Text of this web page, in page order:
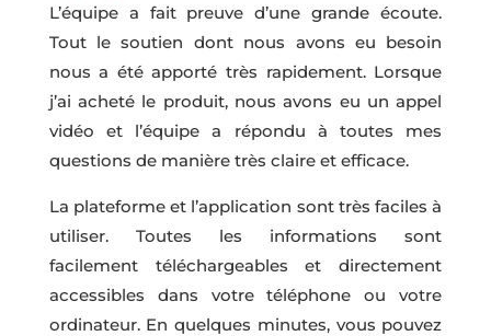
L’équipe a fait preuve d’une grande écoute.
Tout le soutien dont nous avons eu besoin
nous a été apporté très rapidement. Lorsque
j’ai acheté le produit, nous avons eu un appel
vidéo et l’équipe a répondu à toutes mes
questions de manière très claire et efficace.
La plateforme et l’application sont très faciles à
utiliser. Toutes les informations sont
facilement téléchargeables et directement
accessibles dans votre téléphone ou votre
ordinateur. En quelques minutes, vous pouvez